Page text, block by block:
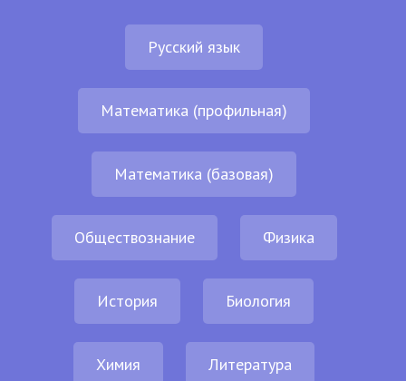
Русский язык
Математика (профильная)
Математика (базовая)
Обществознание Физика
История Биология
Химия Литература